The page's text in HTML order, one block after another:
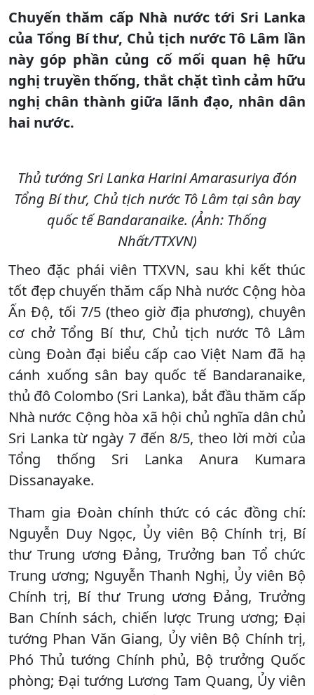
Chuyến thăm cấp Nhà nước tới Sri Lanka
của Tổng Bí thư, Chủ tịch nước Tô Lâm lần
này góp phần củng cố mối quan hệ hữu
nghị truyền thống, thắt chặt tình cảm hữu
nghị chân thành giữa lãnh đạo, nhân dân
hai nước.
Thủ tướng Sri Lanka Harini Amarasuriya đón
Tổng Bí thư, Chủ tịch nước Tô Lâm tại sân bay
quốc tế Bandaranaike. (Ảnh: Thống
Nhất/TTXVN)
Theo đặc phái viên TTXVN, sau khi kết thúc
tốt đẹp chuyến thăm cấp Nhà nước Cộng hòa
Ấn Độ, tối 7/5 (theo giờ địa phương), chuyên
cơ chở Tổng Bí thư, Chủ tịch nước Tô Lâm
cùng Đoàn đại biểu cấp cao Việt Nam đã hạ
cánh xuống sân bay quốc tế Bandaranaike,
thủ đô Colombo (Sri Lanka), bắt đầu thăm cấp
Nhà nước Cộng hòa xã hội chủ nghĩa dân chủ
Sri Lanka từ ngày 7 đến 8/5, theo lời mời của
Tổng thống Sri Lanka Anura Kumara
Dissanayake.
Tham gia Đoàn chính thức có các đồng chí:
Nguyễn Duy Ngọc, Ủy viên Bộ Chính trị, Bí
thư Trung ương Đảng, Trưởng ban Tổ chức
Trung ương; Nguyễn Thanh Nghị, Ủy viên Bộ
Chính trị, Bí thư Trung ương Đảng, Trưởng
Ban Chính sách, chiến lược Trung ương; Đại
tướng Phan Văn Giang, Ủy viên Bộ Chính trị,
Phó Thủ tướng Chính phủ, Bộ trưởng Quốc
phòng; Đại tướng Lương Tam Quang, Ủy viên